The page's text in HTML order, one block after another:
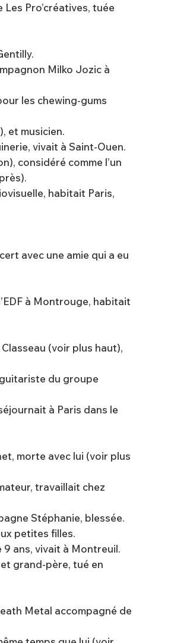
Pro’créatives, tuée
Milko Jozic à
les chewing-gums
et musicien.
vivait à Saint-Ouen.
considéré comme l’un
habitait Paris,
avec une amie qui a eu
à Montrouge, habitait
(voir plus haut),
du groupe
à Paris dans le
morte avec lui (voir plus
travaillait chez
Stéphanie, blessée.
petites filles.
9 ans, vivait à Montreuil.
grand-père, tué en
Metal accompagné de